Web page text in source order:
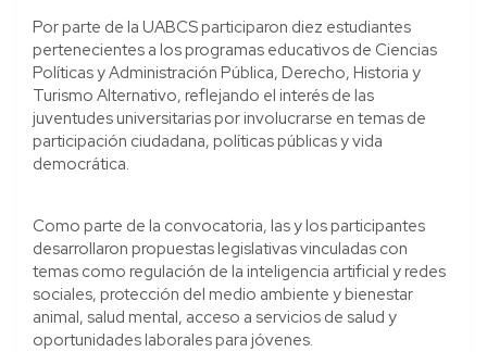
Por parte de la UABCS participaron diez estudiantes
pertenecientes a los programas educativos de Ciencias
Políticas y Administración Pública, Derecho, Historia y
Turismo Alternativo, reflejando el interés de las
juventudes universitarias por involucrarse en temas de
participación ciudadana, políticas públicas y vida
democrática.
Como parte de la convocatoria, las y los participantes
desarrollaron propuestas legislativas vinculadas con
temas como regulación de la inteligencia artificial y redes
sociales, protección del medio ambiente y bienestar
animal, salud mental, acceso a servicios de salud y
oportunidades laborales para jóvenes.